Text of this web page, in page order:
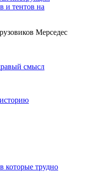
и тентов на
Мерседес
смысл
которые трудно